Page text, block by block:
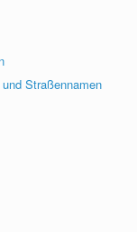
Straßennamen